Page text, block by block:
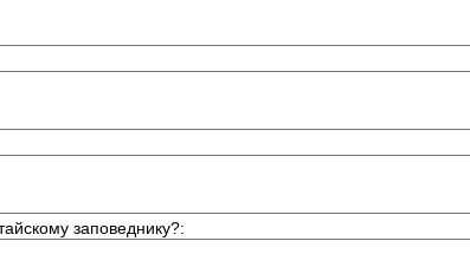
заповеднику?: